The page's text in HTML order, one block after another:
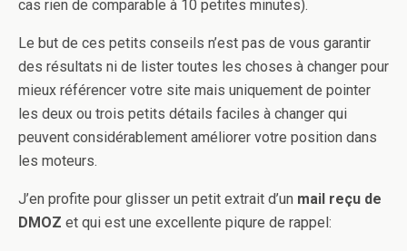
cas rien de comparable à 10 petites minutes).
Le but de ces petits conseils n’est pas de vous garantir
des résultats ni de lister toutes les choses à changer pour
mieux référencer votre site mais uniquement de pointer
les deux ou trois petits détails faciles à changer qui
peuvent considérablement améliorer votre position dans
les moteurs.
J’en profite pour glisser un petit extrait d’un mail reçu de
DMOZ et qui est une excellente piqure de rappel: